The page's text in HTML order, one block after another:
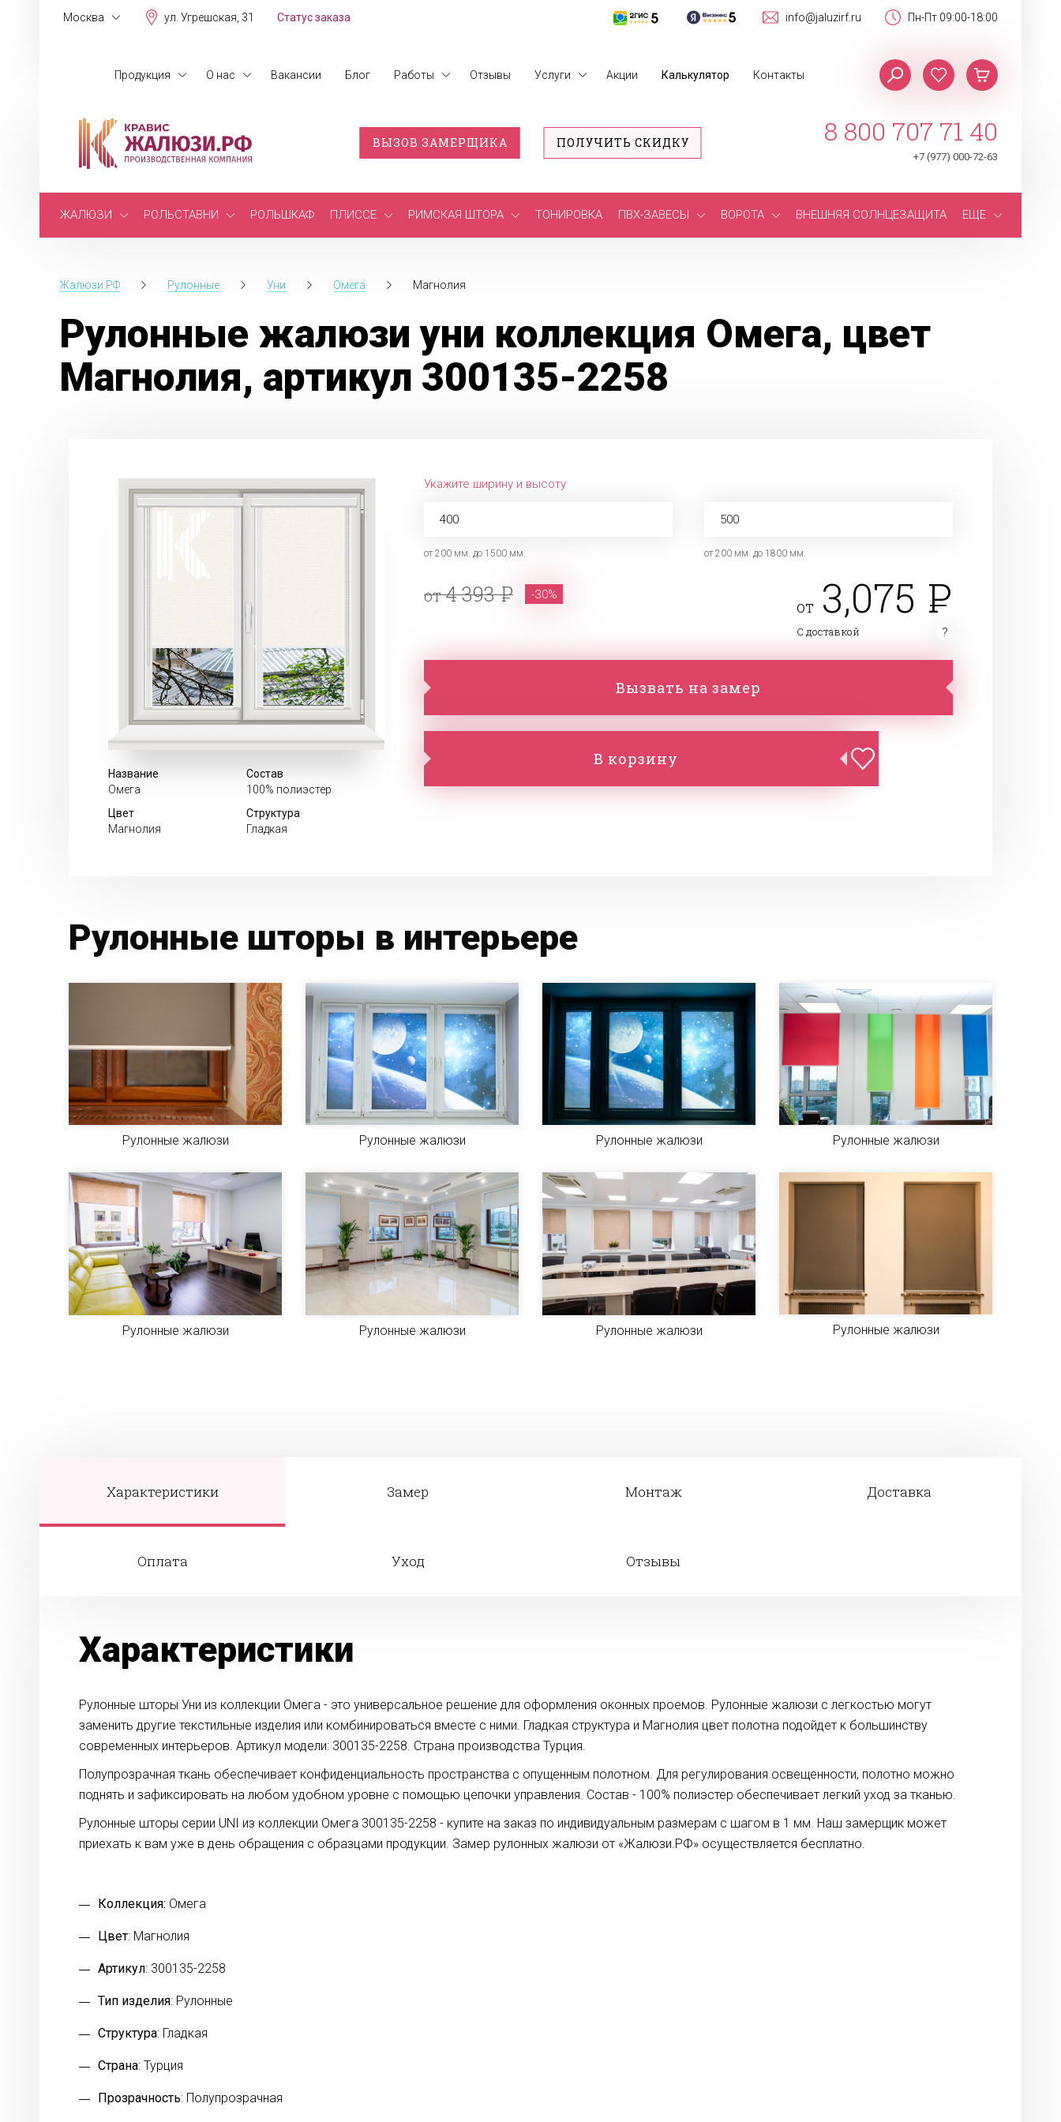
Москва ул. Угрешская, 31 Пн-Пт 09:00-18:00
info@jaluzirf.ru
Статус заказа
Продукция О нас Вакансии Блог Работы Отзывы Услуги Акции Калькулятор Контакты
ВЫЗОВ ЗАМЕРЩИКА ПОЛУЧИТЬ СКИДКУ 8 800 707 71 40
+7 (977) 000-72-63
ЖАЛЮЗИ РОЛЬСТАВНИ РОЛЬШКАФ ПЛИССЕ РИМСКАЯ ШТОРА ТОНИРОВКА ПВХ-ЗАВЕСЫ ВОРОТА ВНЕШНЯЯ СОЛНЦЕЗАЩИТА ЕЩЕ
Жалюзи.РФ Рулонные Уни Омега Магнолия
Рулонные жалюзи уни коллекция Омега, цвет
Магнолия, артикул 300135-2258
Название
Омега
Состав
100% полиэстер
Цвет
Магнолия
Структура
Гладкая
Укажите ширину и высоту
от 200 мм. до 1500 мм. от 200 мм. до 1800 мм.
от4 393 -30%
от 3,075
С доставкой
Вызвать на замер
В корзину
Рулонные шторы в интерьере
Рулонные жалюзи Рулонные жалюзи Рулонные жалюзи Рулонные жалюзи
Рулонные жалюзи Рулонные жалюзи Рулонные жалюзи Рулонные жалюзи
Характеристики Замер Монтаж Доставка
Оплата Уход Отзывы
Характеристики
Рулонные шторы Уни из коллекции Омега - это универсальное решение для оформления оконных проемов. Рулонные жалюзи с легкостью могут
заменить другие текстильные изделия или комбинироваться вместе с ними. Гладкая структура и Магнолия цвет полотна подойдет к большинству
современных интерьеров. Артикул модели: 300135-2258. Страна производства Турция.
Полупрозрачная ткань обеспечивает конфиденциальность пространства с опущенным полотном. Для регулирования освещенности, полотно можно
поднять и зафиксировать на любом удобном уровне с помощью цепочки управления. Состав - 100% полиэстер обеспечивает легкий уход за тканью.
Рулонные шторы серии UNI из коллекции Омега 300135-2258 - купите на заказ по индивидуальным размерам с шагом в 1 мм. Наш замерщик может
приехать к вам уже в день обращения с образцами продукции. Замер рулонных жалюзи от «Жалюзи.РФ» осуществляется бесплатно.
Коллекция: Омега
Цвет: Магнолия
Артикул: 300135-2258
Тип изделия: Рулонные
Структура: Гладкая
Страна: Турция
Прозрачность: Полупрозрачная